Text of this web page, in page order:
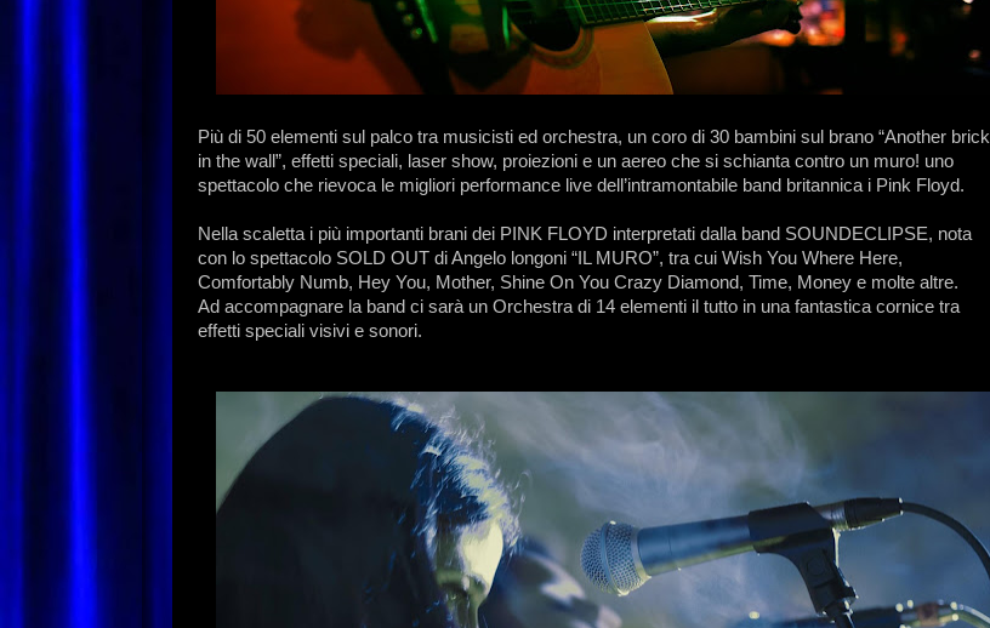
Più di 50 elementi sul palco tra musicisti ed orchestra, un coro di 30 bambini sul brano “Another brick
in the wall”, effetti speciali, laser show, proiezioni e un aereo che si schianta contro un muro! uno
spettacolo che rievoca le migliori performance live dell’intramontabile band britannica i Pink Floyd.
Nella scaletta i più importanti brani dei PINK FLOYD interpretati dalla band SOUNDECLIPSE, nota
con lo spettacolo SOLD OUT di Angelo longoni “IL MURO”, tra cui Wish You Where Here,
Comfortably Numb, Hey You, Mother, Shine On You Crazy Diamond, Time, Money e molte altre.
Ad accompagnare la band ci sarà un Orchestra di 14 elementi il tutto in una fantastica cornice tra
effetti speciali visivi e sonori.